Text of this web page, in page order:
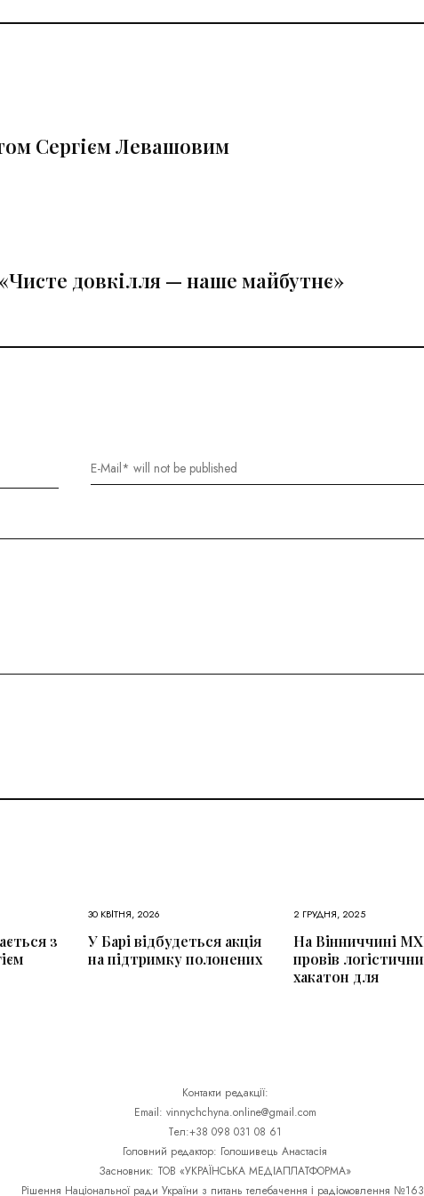
Сергієм Левашовим
довкілля — наше майбутнє»
з
30 КВІТНЯ, 2026
У Барі відбудеться акція
на підтримку полонених
2 ГРУДНЯ, 2025
На Вінниччині
провів
хакатон для
Контакти редакції:
Email: vinnychchyna.online@gmail.com
Тел:+38 098 031 08 61
Головний редактор: Голошивець Анастасія
Засновник: ТОВ «УКРАЇНСЬКА МЕДІАПЛАТФОРМА»
Рішення Національної ради України з питань телебачення і радіомовлення